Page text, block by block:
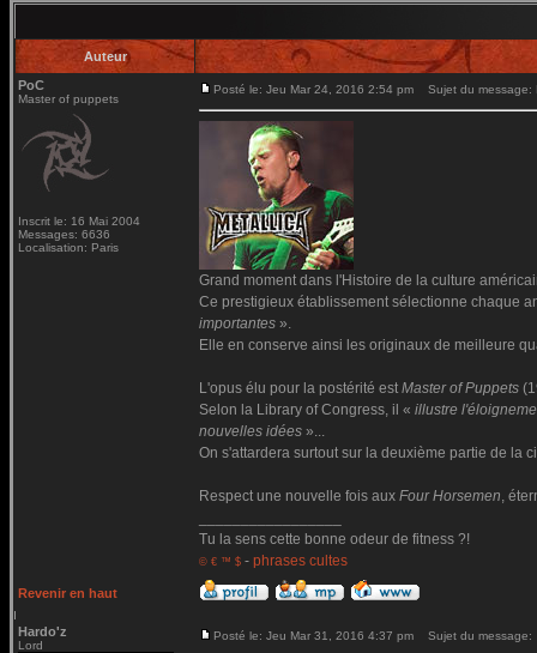
Auteur
PoC
Master of puppets
Inscrit le: 16 Mai 2004
Messages: 6636
Localisation: Paris
Posté le: Jeu Mar 24, 2016 2:54 pm Sujet du message:
Grand moment dans l'Histoire de la culture
Ce prestigieux établissement sélectionne chaque
importantes ».
Elle en conserve ainsi les originaux de meilleure
L'opus élu pour la postérité est Master of Puppets
Selon la Library of Congress, il « illustre
nouvelles idées »...
On s'attardera surtout sur la deuxième partie de la
Respect une nouvelle fois aux Four Horsemen,
Tu la sens cette bonne odeur de fitness ?!
© € ™ $ - phrases cultes
Revenir en haut
Hardo'z
Lord
Posté le: Jeu Mar 31, 2016 4:37 pm Sujet du message: